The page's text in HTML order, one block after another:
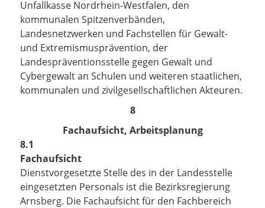
Unfallkasse Nordrhein-Westfalen, den
kommunalen Spitzenverbänden,
Landesnetzwerken und Fachstellen für Gewalt-
und Extremismusprävention, der
Landespräventionsstelle gegen Gewalt und
Cybergewalt an Schulen und weiteren staatlichen,
kommunalen und zivilgesellschaftlichen Akteuren.
8
Fachaufsicht, Arbeitsplanung
8.1
Fachaufsicht
Dienstvorgesetzte Stelle des in der Landesstelle
eingesetzten Personals ist die Bezirksregierung
Arnsberg. Die Fachaufsicht für den Fachbereich